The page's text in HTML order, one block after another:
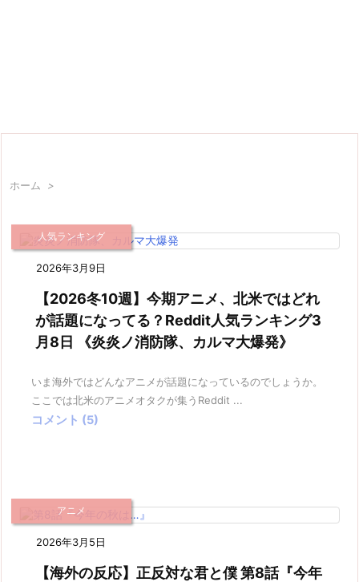
ホーム >
2026年3月9日
人気ランキング
【2026冬10週】今期アニメ、北米ではどれ
が話題になってる？Reddit人気ランキング3
月8日 《炎炎ノ消防隊、カルマ大爆発》
いま海外ではどんなアニメが話題になっているのでしょうか。
ここでは北米のアニメオタクが集うReddit ...
コメント (5)
2026年3月5日
アニメ
【海外の反応】正反対な君と僕 第8話『今年